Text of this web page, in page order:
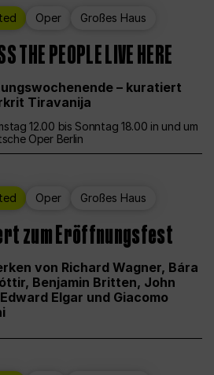
Oper Großes Haus
THE PEOPLE LIVE HERE
– kuratiert
Tiravanija
12.00 bis Sonntag 18.00 in und um
Oper Berlin
Oper Großes Haus
zum Eröffnungsfest
von Richard Wagner, Bára
Benjamin Britten, John
Elgar und Giacomo